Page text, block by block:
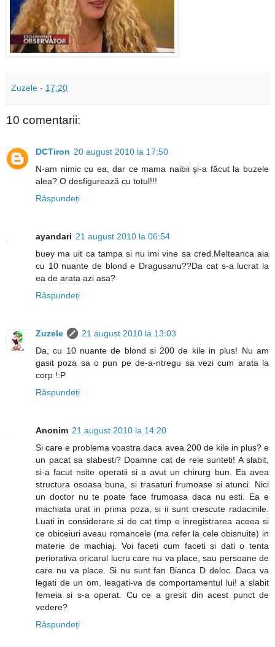
Zuzele - 17:20
10 comentarii:
DCTiron 20 august 2010 la 17:50
N-am nimic cu ea, dar ce mama naibii şi-a făcut la buzele
alea? O desfigurează cu totul!!!
Răspundeți
ayandari 21 august 2010 la 06:54
buey ma uit ca tampa si nu imi vine sa cred.Melteanca aia
cu 10 nuante de blond e Dragusanu??Da cat s-a lucrat la
ea de arata azi asa?
Răspundeți
Zuzele
21 august 2010 la 13:03
Da, cu 10 nuante de blond si 200 de kile in plus! Nu am
gasit poza sa o pun pe de-a-ntregu sa vezi cum arata la
corp !:P
Răspundeți
Anonim 21 august 2010 la 14:20
Si care e problema voastra daca avea 200 de kile in plus? e
un pacat sa slabesti? Doamne cat de rele sunteti! A slabit,
si-a facut nsite operatii si a avut un chirurg bun. Ea avea
structura osoasa buna, si trasaturi frumoase si atunci. Nici
un doctor nu te poate face frumoasa daca nu esti. Ea e
machiata urat in prima poza, si ii sunt crescute radacinile.
Luati in considerare si de cat timp e inregistrarea aceea si
ce obiceiuri aveau romancele (ma refer la cele obisnuite) in
materie de machiaj. Voi faceti cum faceti si dati o tenta
periorativa oricarul lucru care nu va place, sau persoane de
care nu va place. Si nu sunt fan Bianca D deloc. Daca va
legati de un om, leagati-va de comportamentul lui! a slabit
femeia si s-a operat. Cu ce a gresit din acest punct de
vedere?
Răspundeți